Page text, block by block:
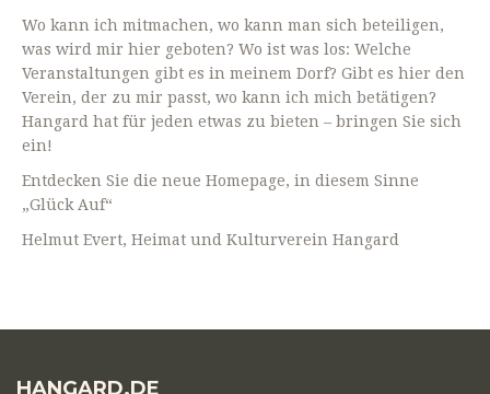
Wo kann ich mitmachen, wo kann man sich beteiligen,
was wird mir hier geboten? Wo ist was los: Welche
Veranstaltungen gibt es in meinem Dorf? Gibt es hier den
Verein, der zu mir passt, wo kann ich mich betätigen?
Hangard hat für jeden etwas zu bieten – bringen Sie sich
ein!
Entdecken Sie die neue Homepage, in diesem Sinne
„Glück Auf“
Helmut Evert, Heimat und Kulturverein Hangard
HANGARD.DE